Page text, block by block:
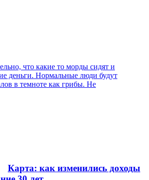
что какие то морды сидят и
деньги. Нормальные люди будут
в темноте как грибы. Не
Карта: как изменились доходы